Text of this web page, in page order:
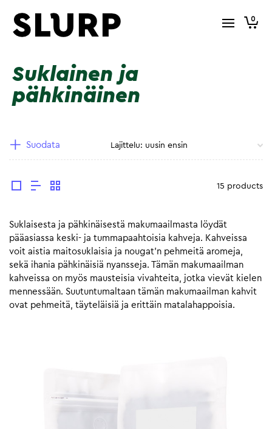
0
Suklainen ja
pähkinäinen
Suodata
15 products
Suklaisesta ja pähkinäisestä makumaailmasta löydät
pääasiassa keski- ja tummapaahtoisia kahveja. Kahveissa
voit aistia maitosuklaisia ja nougat’n pehmeitä aromeja,
sekä ihania pähkinäisiä nyansseja. Tämän makumaailman
kahveissa on myös mausteisia vivahteita, jotka vievät kielen
mennessään. Suutuntumaltaan tämän makumaailman kahvit
ovat pehmeitä, täyteläisiä ja erittäin matalahappoisia.